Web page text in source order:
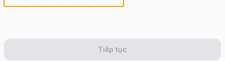
Tiếp tục